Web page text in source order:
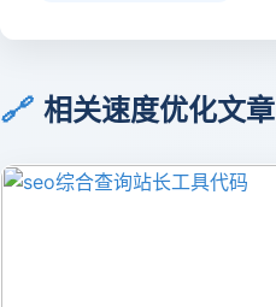
🔗 相关速度优化文章